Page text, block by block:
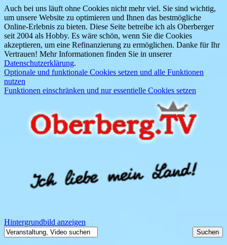
Auch bei uns läuft ohne Cookies nicht mehr viel. Sie sind wichtig,
um unsere Website zu optimieren und Ihnen das bestmögliche
Online-Erlebnis zu bieten. Diese Seite betreibe ich als Oberberger
seit 2004 als Hobby. Es wäre schön, wenn Sie die Cookies
akzeptieren, um eine Refinanzierung zu ermöglichen. Danke für Ihr
Vertrauen! Mehr Informationen finden Sie in unserer
Datenschutzerklärung.
Optionale und funktionale Cookies setzen und alle Funktionen
nutzen
Funktionen einschränken und nur essentielle Cookies setzen
Hintergrundbild anzeigen